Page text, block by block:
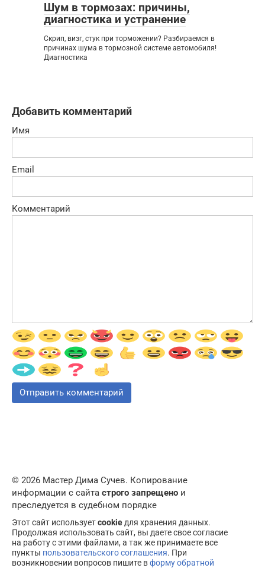
Шум в тормозах: причины,
диагностика и устранение
Скрип, визг, стук при торможении? Разбираемся в
причинах шума в тормозной системе автомобиля!
Диагностика
Добавить комментарий
Имя
Email
Комментарий
© 2026 Мастер Дима Сучев. Копирование
информации с сайта строго запрещено и
преследуется в судебном порядке
Этот сайт используетcookie для хранения данных.
Продолжая использовать сайт, вы даете свое согласие
на работу с этими файлами, а так же принимаете все
пункты пользовательского соглашения. При
возникновении вопросов пишите вформу обратной